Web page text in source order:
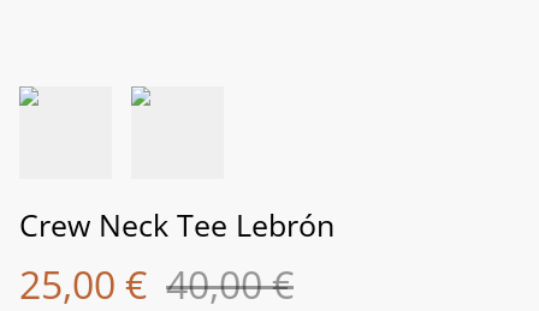
Crew Neck Tee Lebrón
25,00 € 40,00 €